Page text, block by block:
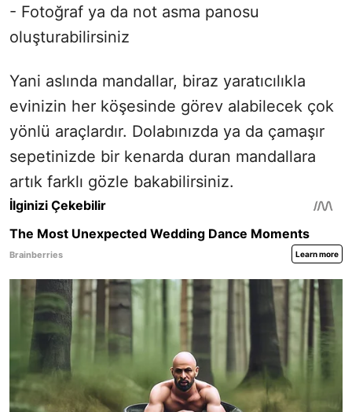
- Fotoğraf ya da not asma panosu
oluşturabilirsiniz
Yani aslında mandallar, biraz yaratıcılıkla
evinizin her köşesinde görev alabilecek çok
yönlü araçlardır. Dolabınızda ya da çamaşır
sepetinizde bir kenarda duran mandallara
artık farklı gözle bakabilirsiniz.